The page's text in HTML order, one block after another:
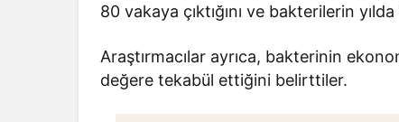
80 vakaya çıktığını ve bakterilerin
Araştırmacılar ayrıca, bakterinin
değere tekabül ettiğini belirttiler.